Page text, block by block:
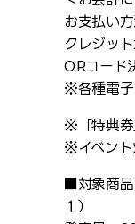
お支払い
クレジッ
QRコード
※各種電子
※「特典券
※イベント
■対象商品
１）